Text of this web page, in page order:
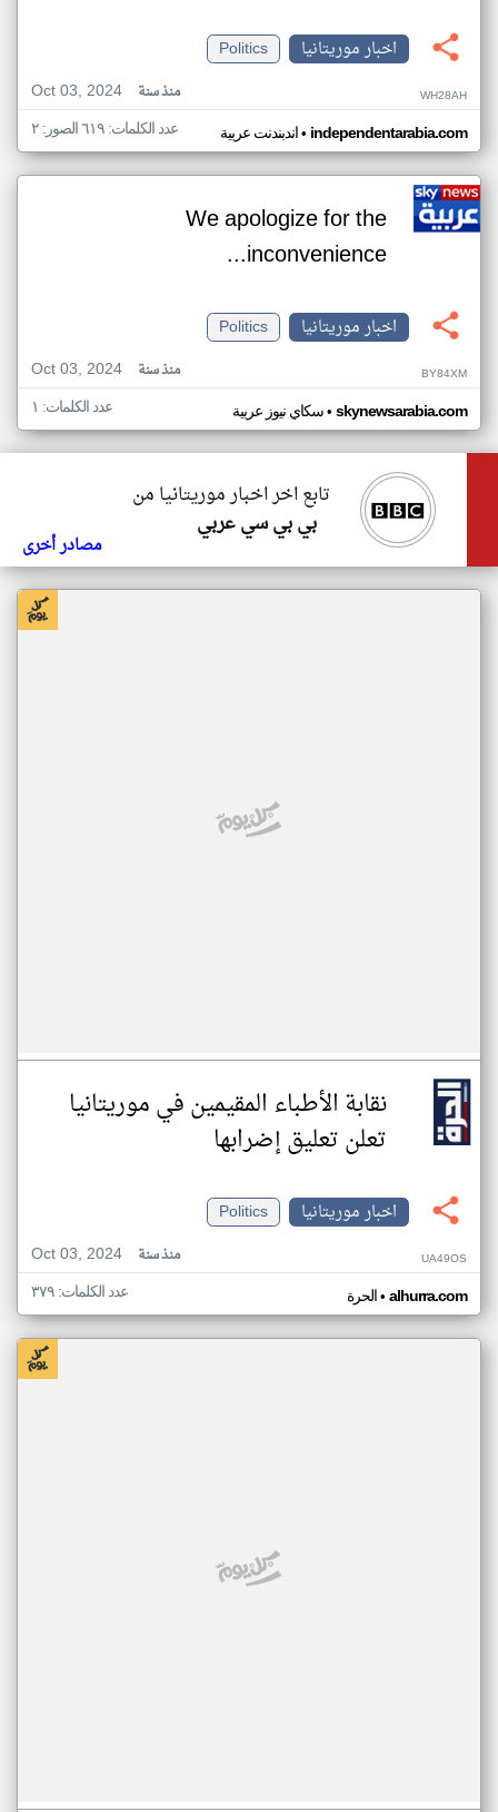
اخبار موريتانيا
Politics
Oct 03, 2024
منذ سنة WH28AH
اندبندنت عربية• independentarabia.com عدد الكلمات: ٦١٩ الصور: ٢
We apologize for the
inconvenience...
اخبار موريتانيا
Politics
Oct 03, 2024
منذ سنة BY84XM
سكاي نيوز عربية• skynewsarabia.com عدد الكلمات: ١
تابع اخر اخبار موريتانيا من
بي بي سي عربي
مصادر أخرى
نقابة الأطباء المقيمين في موريتانيا
تعلن تعليق إضرابها
اخبار موريتانيا
Politics
Oct 03, 2024
منذ سنة UA49OS
الحرة• alhurra.com عدد الكلمات: ٣٧٩